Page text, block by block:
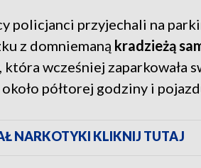
policjanci przyjechali na
z domniemaną kradzieżą
wcześniej zaparkowała
około półtorej godziny i
NARKOTYKI KLIKNIJ TUTAJ